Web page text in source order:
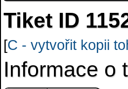
Tiket ID
[C - vytvořit kopii
Informace o